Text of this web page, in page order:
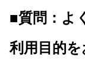
■質問：よ
利用目的